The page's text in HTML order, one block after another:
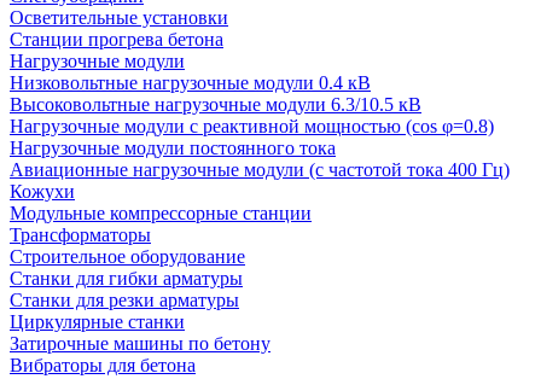
Осветительные установки
Станции прогрева бетона
Нагрузочные модули
Низковольтные нагрузочные модули 0.4 кВ
Высоковольтные нагрузочные модули 6.3/10.5 кВ
Нагрузочные модули с реактивной мощностью (cos φ=0.8)
Нагрузочные модули постоянного тока
Авиационные нагрузочные модули (с частотой тока 400 Гц)
Кожухи
Модульные компрессорные станции
Трансформаторы
Строительное оборудование
Станки для гибки арматуры
Станки для резки арматуры
Циркулярные станки
Затирочные машины по бетону
Вибраторы для бетона